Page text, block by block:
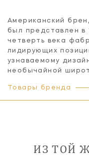
Американский
был представлен в
четверть века
лидирующих
узнаваемому
необычайной
Товары бренда
ИЗ ТОЙ